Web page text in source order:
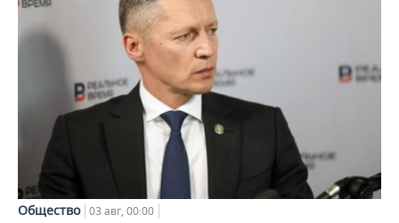
Общество 03 авг, 00:00